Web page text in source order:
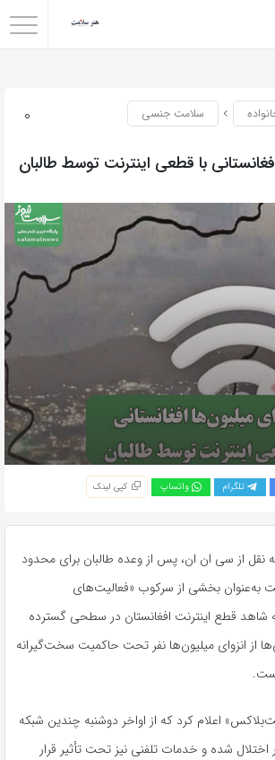
0 سلامت جنسی
با قطعی اینترنت توسط طالبان
تلگرام واتساپ کپی لینک
نقل از سی ان ان، پس از وعده طالبان برای محدود
به‌عنوان بخشی از سرکوب «فعالیت‌های
شاهد قطع اینترنت افغانستان در سطحی گسترده
از انزوای میلیون‌ها نفر تحت حاکمیت سخت‌گیرانه
اعلام کرد که از اواخر دوشنبه چندین شبکه
اختلال شده و خدمات تلفنی نیز تحت تأثیر قرار